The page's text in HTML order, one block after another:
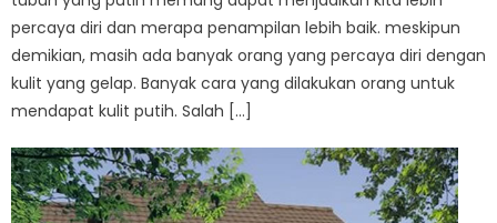
percaya diri dan merapa penampilan lebih baik. meskipun
demikian, masih ada banyak orang yang percaya diri dengan
kulit yang gelap. Banyak cara yang dilakukan orang untuk
mendapat kulit putih. Salah […]